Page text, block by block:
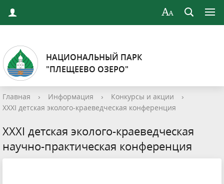
НАЦИОНАЛЬНЫЙ ПАРК
"ПЛЕЩЕЕВО ОЗЕРО"
Главная › Информация › Конкурсы и акции
›
XXXI детская эколого-краеведческая конференция
XXXI детская эколого-краеведческая
научно-практическая конференция